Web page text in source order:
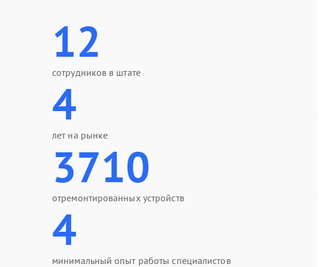
12
сотрудников в штате
4
лет на рынке
3710
отремонтированных устройств
4
минимальный опыт работы специалистов